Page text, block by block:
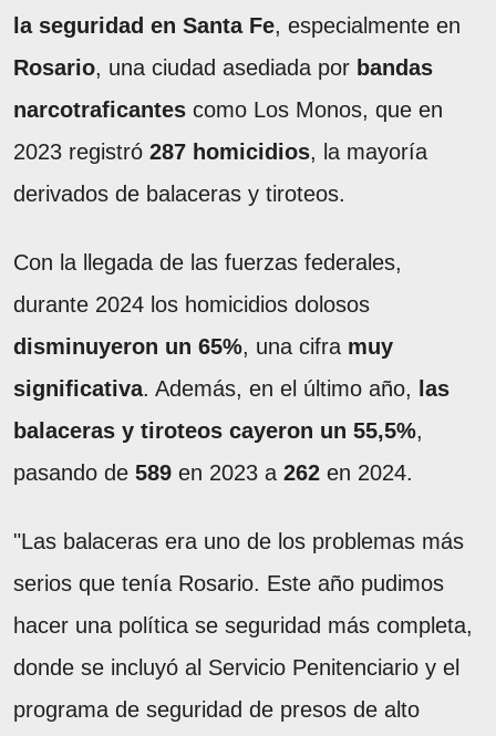
la seguridad en Santa Fe, especialmente en
Rosario, una ciudad asediada por bandas
narcotraficantes como Los Monos, que en
2023 registró 287 homicidios, la mayoría
derivados de balaceras y tiroteos.
Con la llegada de las fuerzas federales,
durante 2024 los homicidios dolosos
disminuyeron un 65%, una cifra muy
significativa. Además, en el último año,
las
balaceras y tiroteos cayeron un 55,5%,
pasando de 589 en 2023 a 262 en 2024.
"Las balaceras era uno de los problemas más
serios que tenía Rosario. Este año pudimos
hacer una política se seguridad más completa,
donde se incluyó al Servicio Penitenciario y el
programa de seguridad de presos de alto